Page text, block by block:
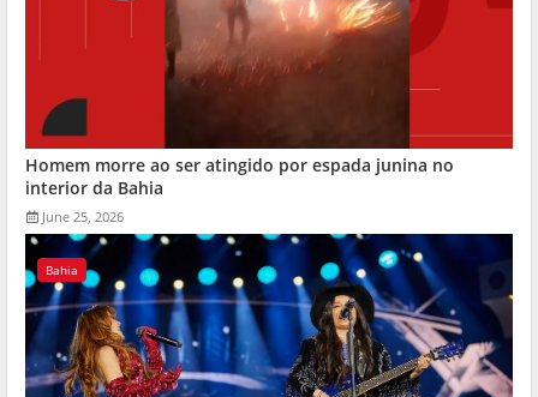
Homem morre ao ser atingido por espada junina no
interior da Bahia
June 25, 2026
Bahia